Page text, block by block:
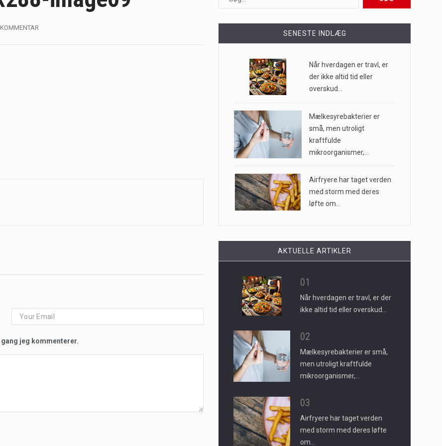
IBS) er en udbredt fordøjelseslidelse, der påvirker millioner af mennesker…
mere populær over hele verden på grund…
luksuriøse spaer og wellnesscentre - de er nu tilgængelige til…
kulturer i årtusinder, og deres sundhedsmæssige fordele er…
er der konstante strømme af nye trends og…
til dem, der ønsker at opretholde en sund livsstil…
jeg kommenterer.
SENESTE INDLÆG
Når hverdagen er travl, er
der ikke altid tid eller
overskud…
Mælkesyrebakterier er
små, men utroligt
kraftfulde
mikroorganismer,…
Airfryere har taget verden
med storm med deres
løfte om…
AKTUELLE ARTIKLER
01
Når hverdagen er travl, er der
ikke altid tid eller overskud…
02
Mælkesyrebakterier er små,
men utroligt kraftfulde
mikroorganismer,…
03
Airfryere har taget verden
med storm med deres løfte
om…